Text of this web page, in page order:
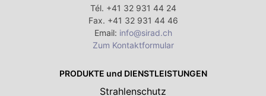
Tél. +41 32 931 44 24
Fax. +41 32 931 44 46
Email: info@sirad.ch
Zum Kontaktformular
PRODUKTE und DIENSTLEISTUNGEN
Strahlenschutz